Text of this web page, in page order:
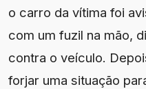
o carro da vítima foi
com um fuzil na mão,
contra o veículo.
forjar uma situação